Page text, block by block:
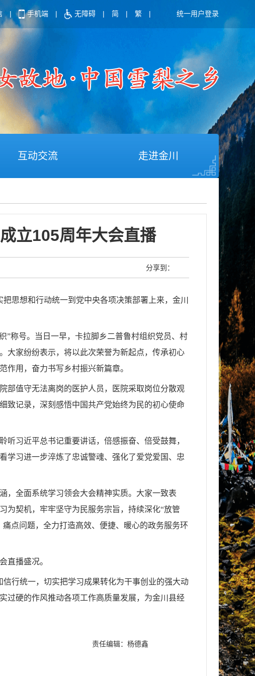
| 手机端 | 无障碍 | 简 | 繁 | 统一用户登录
互动交流 走进金川
立105周年大会直播
分享到：
思想和行动统一到党中央各项决策部署上来，金川
”称号。当日一早，卡拉脚乡二普鲁村组织党员、村
大家纷纷表示，将以此次荣誉为新起点，传承初心
用，奋力书写乡村振兴新篇章。
部值守无法离岗的医护人员，医院采取岗位分散观
致记录，深刻感悟中国共产党始终为民的初心使命
习近平总书记重要讲话，倍感振奋、倍受鼓舞，
学习进一步淬炼了忠诚警魂、强化了爱党爱国、忠
，全面系统学习领会大会精神实质。大家一致表
为契机，牢牢坚守为民服务宗旨，持续深化“放管
点问题，全力打造高效、便捷、暖心的政务服务环
直播盛况。
行统一，切实把学习成果转化为干事创业的强大动
过硬的作风推动各项工作高质量发展，为金川县经
责任编辑：杨德鑫